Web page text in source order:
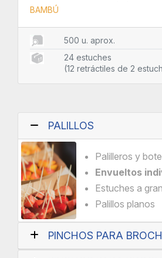
PALILLOS
Palilleros y
Envueltos
Estuches a
Palillos planos
PINCHOS PARA
BAMBÚ
500 u. aprox.
24 estuches
(12 retráctiles de 2